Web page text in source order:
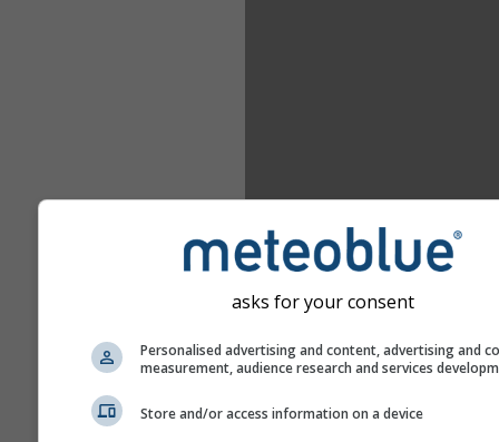
asks for your consent
Personalised advertising and content, advertising and
measurement, audience research and services
Store and/or access information on a device